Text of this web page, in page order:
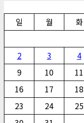
일
월 화
2
3 4
9
10 11
16
17 18
23
24 25